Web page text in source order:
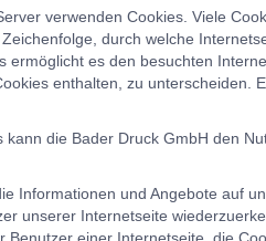
verwenden Cookies. Viele
durch welche
ermöglicht es den besuchten
enthalten, zu unterscheiden.
kann die Bader Druck GmbH den
Informationen und Angebote auf
unserer Internetseite